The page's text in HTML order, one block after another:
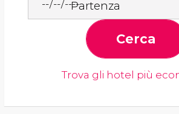
Partenza
Cerca
Trova gli hotel più